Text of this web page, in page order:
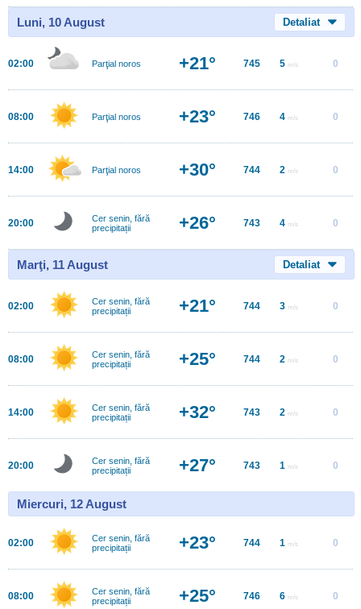
Luni, 10 August Detaliat
02:00 Parţial noros +21° 745 5 m/s 0
08:00 Parţial noros +23° 746 4 m/s 0
14:00 Parţial noros +30° 744 2 m/s 0
20:00
Cer senin, fără
precipitații
+26° 743 4 m/s 0
Marţi, 11 August Detaliat
02:00
Cer senin, fără
precipitații
+21° 744 3 m/s 0
08:00
Cer senin, fără
precipitații
+25° 744 2 m/s 0
14:00
Cer senin, fără
precipitații
+32° 743 2 m/s 0
20:00
Cer senin, fără
precipitații
+27° 743 1 m/s 0
Miercuri, 12 August
02:00
Cer senin, fără
precipitații
+23° 744 1 m/s 0
08:00
Cer senin, fără
precipitații
+25° 746 6 m/s 0